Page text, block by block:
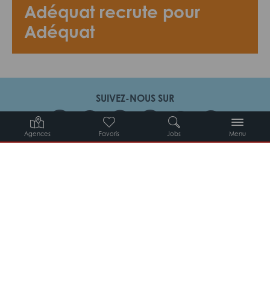
Agences Favoris Jobs Menu
Adéquat recrute pour
Adéquat
SUIVEZ-NOUS SUR